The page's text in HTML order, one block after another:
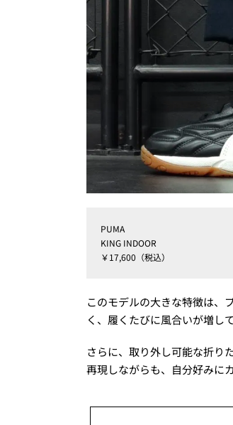
PUMA
KING INDOOR
￥17,600（税込）
このモデルの大きな特徴は、
く、履くたびに風合いが増し
さらに、取り外し可能な折り
再現しながらも、自分好みに